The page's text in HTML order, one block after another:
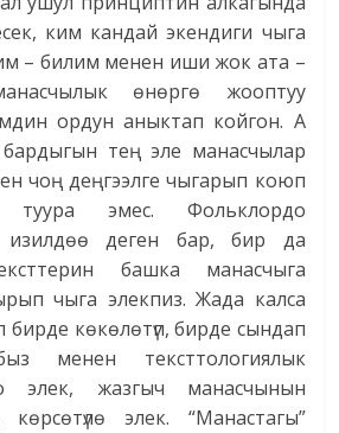
ким кандай экендиги чыга
– билим менен иши жок ата –
өнөргө жооптуу
ордун аныктап койгон. А
тең эле манасчылар
чоң деңгээлге чыгарып коюп
эмес. Фольклордо
изилдөө деген бар, бир да
башка манасчыга
чыга элекпиз. Жада калса
көкөлөтүп, бирде сындап
менен тексттологиялык
элек, жазгыч манасчынын
көрсөтүлө элек. “Манастагы”